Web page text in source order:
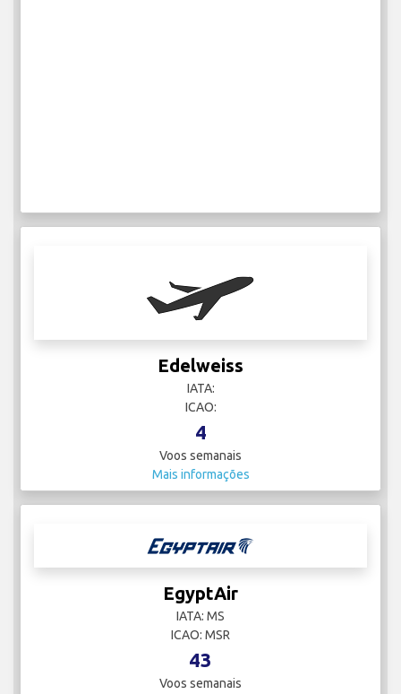
Edelweiss
IATA:
ICAO:
4
Voos semanais
Mais informações
EgyptAir
IATA: MS
ICAO: MSR
43
Voos semanais